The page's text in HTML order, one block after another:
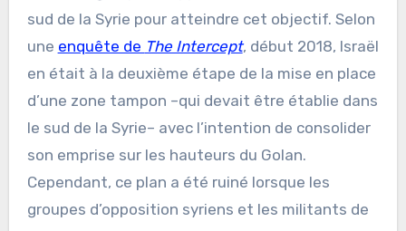
sud de la Syrie pour atteindre cet objectif. Selon
une enquête de The Intercept, début 2018, Israël
en était à la deuxième étape de la mise en place
d’une zone tampon –qui devait être établie dans
le sud de la Syrie– avec l’intention de consolider
son emprise sur les hauteurs du Golan.
Cependant, ce plan a été ruiné lorsque les
groupes d’opposition syriens et les militants de